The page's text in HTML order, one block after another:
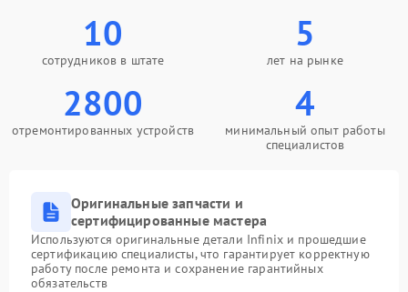
10
сотрудников в штате
5
лет на рынке
2800
отремонтированных устройств
4
минимальный опыт работы
специалистов
Оригинальные запчасти и
сертифицированные мастера
Используются оригинальные детали Infinix и прошедшие
сертификацию специалисты, что гарантирует корректную
работу после ремонта и сохранение гарантийных
обязательств